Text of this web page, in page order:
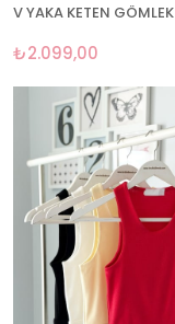
V YAKA KETEN GÖMLEK
₺2.099,00